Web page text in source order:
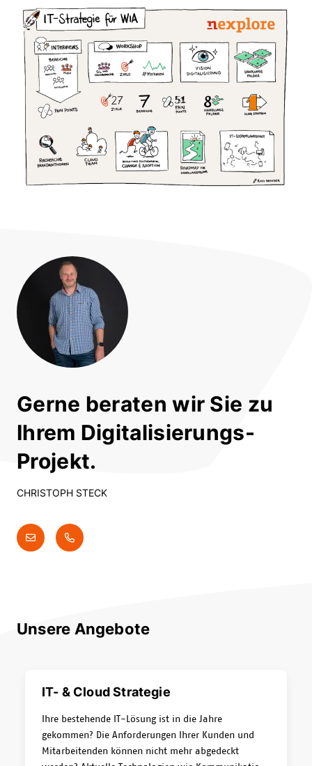
Gerne beraten wir Sie zu
Ihrem Digitalisierungs-
Projekt.
CHRISTOPH STECK
Unsere Angebote
IT- & Cloud Strategie
Ihre bestehende IT-Lösung ist in die Jahre
gekommen? Die Anforderungen Ihrer Kunden und
Mitarbeitenden können nicht mehr abgedeckt